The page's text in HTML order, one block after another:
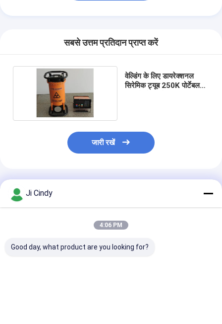
सबसे उत्तम प्रतिदान प्राप्त करें
वेल्डिंग के लिए डायरेक्शनल
सिरेमिक ट्यूब 250K पोर्टेबल
जारी रखें
अनुशंसित उत्पाद
Ji Cindy
4:06 PM
Good day, what product are you looking for?